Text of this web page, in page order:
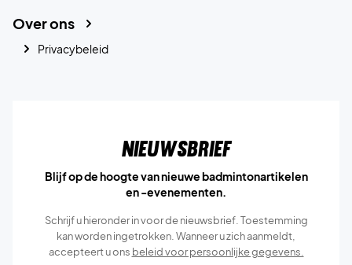
Over ons
Privacybeleid
Nieuwsbrief
Blijf op de hoogte van nieuwe badmintonartikelen
en -evenementen.
Schrijf u hieronder in voor de nieuwsbrief. Toestemming
kan worden ingetrokken. Wanneer u zich aanmeldt,
accepteert u ons beleid voor persoonlijke gegevens.